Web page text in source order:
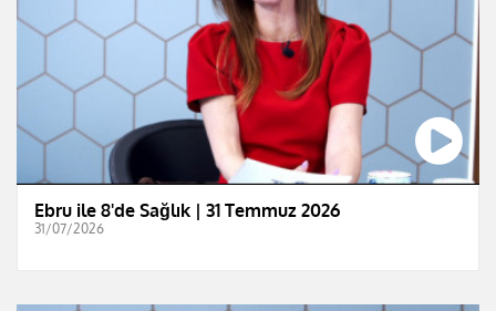
Ebru ile 8'de Sağlık | 31 Temmuz 2026
31/07/2026